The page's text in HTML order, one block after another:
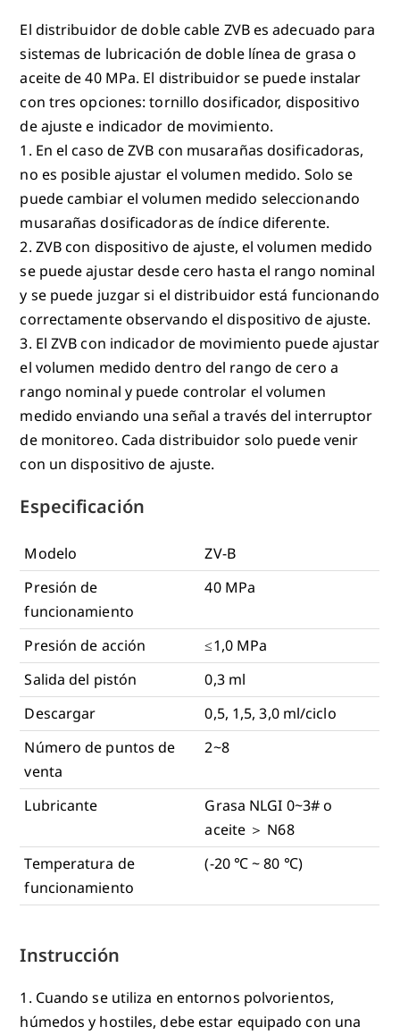
El distribuidor de doble cable ZVB es adecuado para
sistemas de lubricación de doble línea de grasa o
aceite de 40 MPa. El distribuidor se puede instalar
con tres opciones: tornillo dosificador, dispositivo
de ajuste e indicador de movimiento.
1. En el caso de ZVB con musarañas dosificadoras,
no es posible ajustar el volumen medido. Solo se
puede cambiar el volumen medido seleccionando
musarañas dosificadoras de índice diferente.
2. ZVB con dispositivo de ajuste, el volumen medido
se puede ajustar desde cero hasta el rango nominal
y se puede juzgar si el distribuidor está funcionando
correctamente observando el dispositivo de ajuste.
3. El ZVB con indicador de movimiento puede ajustar
el volumen medido dentro del rango de cero a
rango nominal y puede controlar el volumen
medido enviando una señal a través del interruptor
de monitoreo. Cada distribuidor solo puede venir
con un dispositivo de ajuste.
Especificación
Modelo
ZV-B
Presión de
funcionamiento
40 MPa
Presión de acción
≤1,0 MPa
Salida del pistón
0,3 ml
Descargar
0,5, 1,5, 3,0 ml/ciclo
Número de puntos de
venta
2~8
Lubricante
Grasa NLGI 0~3# o
aceite ＞ N68
Temperatura de
funcionamiento
(-20 ℃ ~ 80 ℃)
Instrucción
1. Cuando se utiliza en entornos polvorientos,
húmedos y hostiles, debe estar equipado con una